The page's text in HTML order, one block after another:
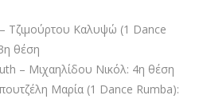
Τζιμούρτου Καλυψώ (1 Dance
θέση
– Μιχαηλίδου Νικόλ: 4η θέση
Μαρία (1 Dance Rumba):